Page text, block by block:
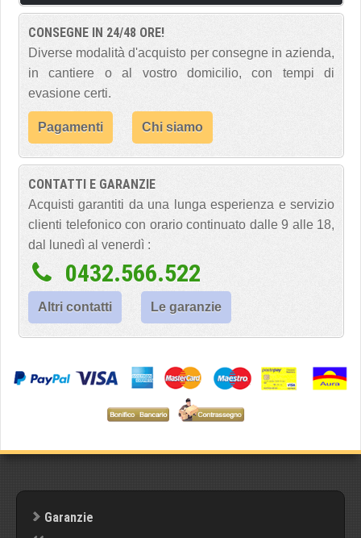
CONSEGNE IN 24/48 ORE!
Diverse modalità d'acquisto per consegne in azienda,
in cantiere o al vostro domicilio, con tempi di
evasione certi.
Pagamenti Chi siamo
CONTATTI E GARANZIE
Acquisti garantiti da una lunga esperienza e servizio
clienti telefonico con orario continuato dalle 9 alle 18,
dal lunedì al venerdì :
0432.566.522
Altri contatti Le garanzie
Garanzie